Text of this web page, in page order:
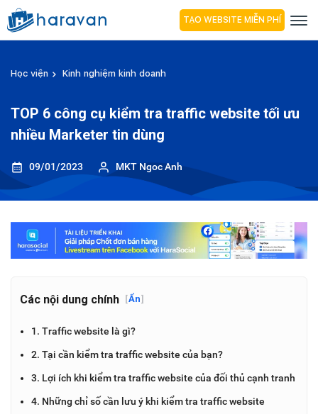
TẠO WEBSITE MIỄN PHÍ
Học viện Kinh nghiệm kinh doanh
TOP 6 công cụ kiểm tra traffic website tối ưu
nhiều Marketer tin dùng
09/01/2023 MKT Ngoc Anh
Các nội dung chính [Ẩn]
1. Traffic website là gì?
2. Tại cần kiểm tra traffic website của bạn?
3. Lợi ích khi kiểm tra traffic website của đối thủ cạnh tranh
4. Những chỉ số cần lưu ý khi kiểm tra traffic website